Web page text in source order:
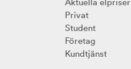
Privat
Student
Företag
Kundtjänst